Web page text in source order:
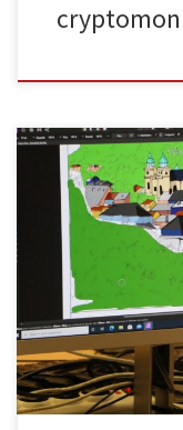
Un stage d’initiation
bibliothèque de
Vous pourrez
l’auteur Robert
mise en couleur sur